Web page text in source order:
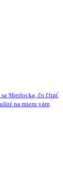
Sherlocka, čo čítať
na mieru vám